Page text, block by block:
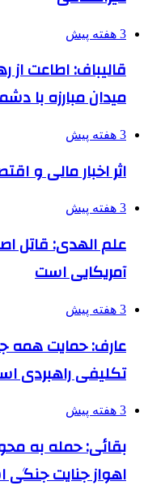
3 هفته پیش
قالیباف: اطاعت از
میدان مبارزه با
3 هفته پیش
اثر اخبار مالی و
3 هفته پیش
علم الهدی: قاتل
آمریکایی است
3 هفته پیش
عارف: حمایت همه
تکلیفی راهبردی
3 هفته پیش
بقائی: حمله به
اهواز جنایت